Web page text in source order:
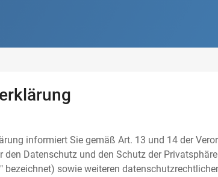
informiert Sie gemäß Art. 13 und 14 der
den Datenschutz und den Schutz der
" bezeichnet) sowie weiteren